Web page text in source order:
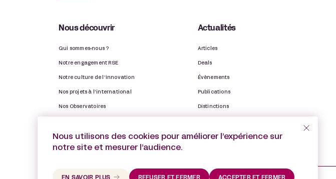
Nous découvrir
Qui sommes-nous ?
Notre engagement RSE
Notre culture de l’innovation
Nos projets à l’international
Nos Observatoires
Actualités
Articles
Deals
Évènements
Publications
Distinctions
Nous utilisons des cookies pour améliorer l’expérience sur
notre site et mesurer l’audience.
ACCEPTER ET FERMER
REFUSER ET FERMER
EN SAVOIR PLUS